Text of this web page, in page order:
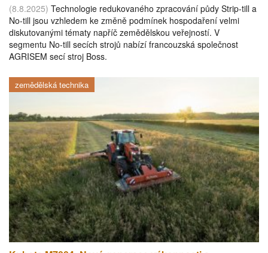
(8.8.2025) Technologie redukovaného zpracování půdy Strip-till a
No-till jsou vzhledem ke změně podmínek hospodaření velmi
diskutovanými tématy napříč zemědělskou veřejností. V
segmentu No-till secích strojů nabízí francouzská společnost
AGRISEM secí stroj Boss.
zemědělská technika